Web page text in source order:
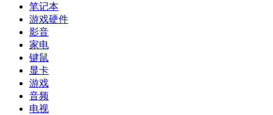
笔记本
游戏硬件
影音
家电
键鼠
显卡
游戏
音频
电视